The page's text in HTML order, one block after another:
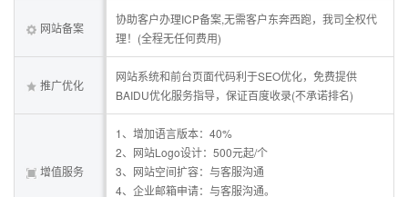
网站备案
协助客户办理ICP备案,无需客户东奔西跑，我司全权代
理！(全程无任何费用)
推广优化
网站系统和前台页面代码利于SEO优化，免费提供
BAIDU优化服务指导，保证百度收录(不承诺排名)
增值服务
1、增加语言版本：40%
2、网站Logo设计：500元起/个
3、网站空间扩容：与客服沟通
4、企业邮箱申请：与客服沟通。